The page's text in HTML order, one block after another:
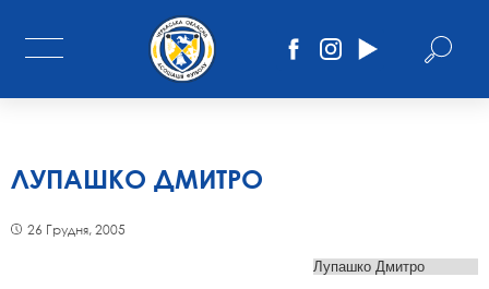
ЛУПАШКО ДМИТРО
26 Грудня, 2005